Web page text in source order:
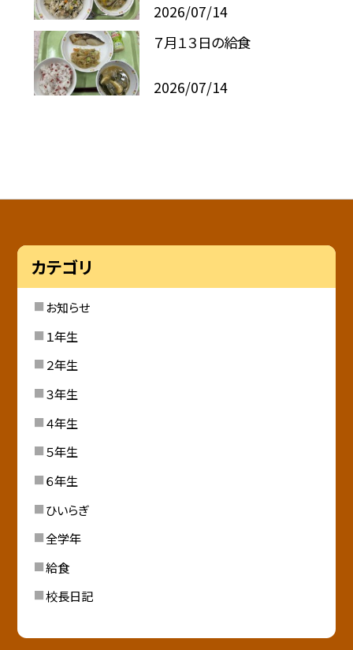
2026/07/14
７月１３日の給食
2026/07/14
カテゴリ
お知らせ
１年生
２年生
３年生
４年生
５年生
６年生
ひいらぎ
全学年
給食
校長日記